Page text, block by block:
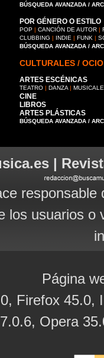
BÚSQUEDA AVANZADA /
POR GÉNERO O ESTILO
POP | CANCIÓN DE AUTOR |
CLUBBING | INDIE | FUNK |
BÚSQUEDA AVANZADA /
CULTURALES / OCIO
ARTES ESCÉNICAS
TEATRO | DANZA |
CINE
LIBROS
ARTES PLÁSTICAS
BÚSQUEDA AVANZADA /
|
los usuarios
Página
Firefox 45.0,
Opera